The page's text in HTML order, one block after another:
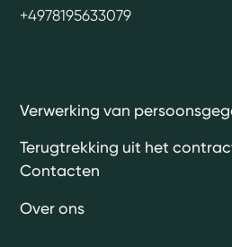
Verwerking van
Terugtrekking uit het
Contacten
Over ons
+4978195633079